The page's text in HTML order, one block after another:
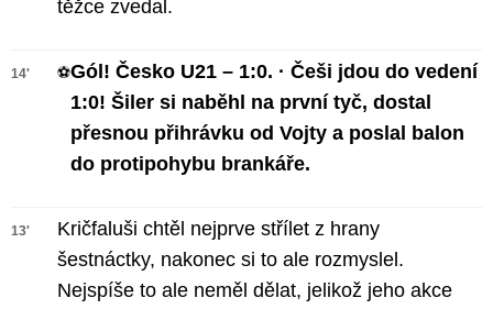
těžce zvedal.
14' ⚽Gól! Česko U21 – 1:0. · Češi jdou do vedení
1:0! Šiler si naběhl na první tyč, dostal
přesnou přihrávku od Vojty a poslal balon
do protipohybu brankáře.
13'
Kričfaluši chtěl nejprve střílet z hrany
šestnáctky, nakonec si to ale rozmyslel.
Nejspíše to ale neměl dělat, jelikož jeho akce